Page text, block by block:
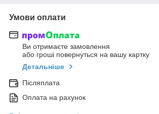
Умови оплати
Ви отримаєте замовлення
або гроші повернуться на вашу картку
Детальніше
Післяплата
Оплата на рахунок